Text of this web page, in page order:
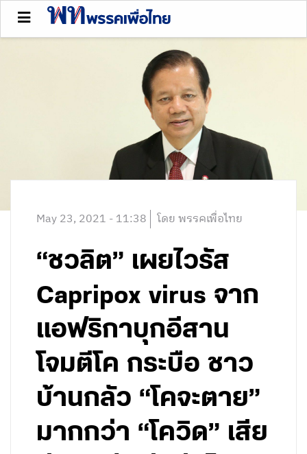
May 23, 2021 - 11:38 โดย พรรคเพื่อไทย
“ชวลิต” เผยไวรัส
Capripox virus จาก
แอฟริกาบุกอีสาน
โจมตีโค กระบือ ชาว
บ้านกลัว “โคจะตาย”
มากกว่า “โควิด” เสีย